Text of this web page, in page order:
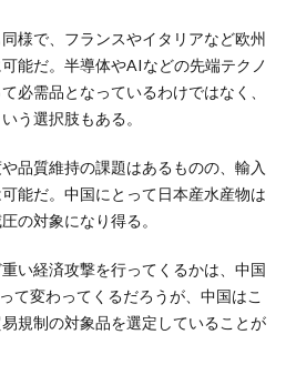
様で、フランスやイタリアなど欧州
能だ。半導体やAIなどの先端テクノ
必需品となっているわけではなく、
う選択肢もある。
品質維持の課題はあるものの、輸入
能だ。中国にとって日本産水産物は
の対象になり得る。
い経済攻撃を行ってくるかは、中国
て変わってくるだろうが、中国はこ
規制の対象品を選定していることが